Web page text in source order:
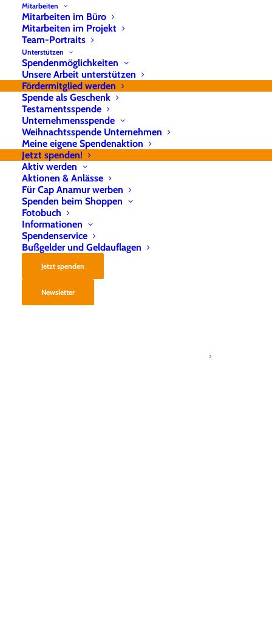
Mitarbeiten
Mitarbeiten im Büro
Mitarbeiten im Projekt
Team-Portraits
Unterstützen
Spendenmöglichkeiten
Unsere Arbeit unterstützen
Fördermitglied werden
Spende als Geschenk
Testamentsspende
Unternehmensspende
Weihnachtsspende Unternehmen
Meine eigene Spendenaktion
Jetzt spenden!
Aktiv werden
Aktionen & Anlässe
Für Cap Anamur werben
Spenden beim Shoppen
Fotobuch
Informationen
Spendenservice
Bußgelder und Geldauflagen
Jetzt spenden
Newsletter
Elfenbeinküste